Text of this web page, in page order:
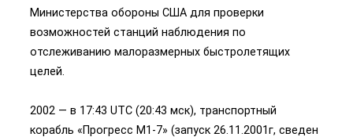
Министерства обороны США для проверки
возможностей станций наблюдения по
отслеживанию малоразмерных быстролетящих
целей.
2002 — в 17:43 UTC (20:43 мск), транспортный
корабль «Прогресс М1-7» (запуск 26.11.2001г, сведен